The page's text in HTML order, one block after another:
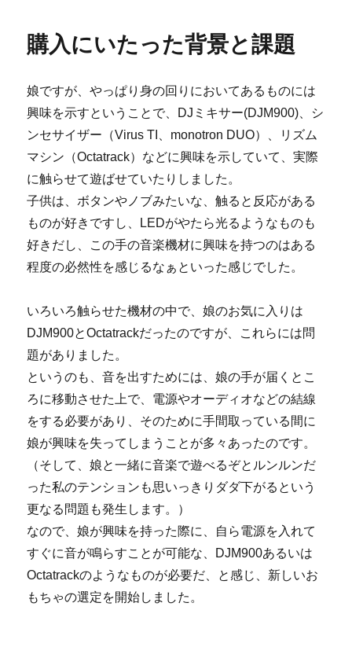
購入にいたった背景と課題
娘ですが、やっぱり身の回りにおいてあるものには
興味を示すということで、DJミキサー(DJM900)、シ
ンセサイザー（Virus TI、monotron DUO）、リズム
マシン（Octatrack）などに興味を示していて、実際
に触らせて遊ばせていたりしました。
子供は、ボタンやノブみたいな、触ると反応がある
ものが好きですし、LEDがやたら光るようなものも
好きだし、この手の音楽機材に興味を持つのはある
程度の必然性を感じるなぁといった感じでした。
いろいろ触らせた機材の中で、娘のお気に入りは
DJM900とOctatrackだったのですが、これらには問
題がありました。
というのも、音を出すためには、娘の手が届くとこ
ろに移動させた上で、電源やオーディオなどの結線
をする必要があり、そのために手間取っている間に
娘が興味を失ってしまうことが多々あったのです。
（そして、娘と一緒に音楽で遊べるぞとルンルンだ
った私のテンションも思いっきりダダ下がるという
更なる問題も発生します。）
なので、娘が興味を持った際に、自ら電源を入れて
すぐに音が鳴らすことが可能な、DJM900あるいは
Octatrackのようなものが必要だ、と感じ、新しいお
もちゃの選定を開始しました。